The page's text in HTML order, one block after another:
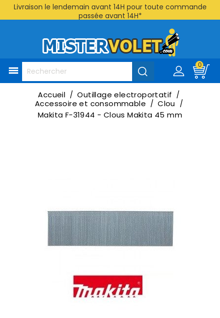
Livraison le lendemain avant 14H pour toute commande
passée avant 14H*

0
Accueil
Outillage electroportatif
Accessoire et consommable
Clou
Makita F-31944 - Clous Makita 45 mm